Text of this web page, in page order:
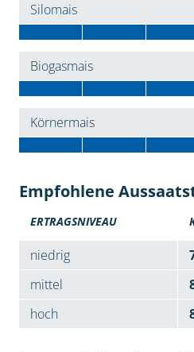
Silomais
Biogasmais
Körnermais
Empfohlene
ERTRAGSNIVEAU
niedrig
mittel
hoch